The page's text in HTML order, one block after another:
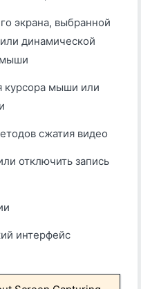
экрана, выбранной
динамической
мыши
курсора мыши или
сжатия видео
отключить запись
интерфейс